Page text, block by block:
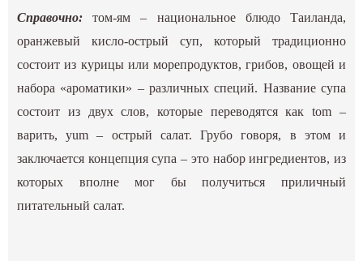
Справочно: том-ям – национальное блюдо Таиланда,
оранжевый кисло-острый суп, который традиционно
состоит из курицы или морепродуктов, грибов, овощей и
набора «ароматики» – различных специй. Название супа
состоит из двух слов, которые переводятся как tom –
варить, yum – острый салат. Грубо говоря, в этом и
заключается концепция супа – это набор ингредиентов, из
которых вполне мог бы получиться приличный
питательный салат.